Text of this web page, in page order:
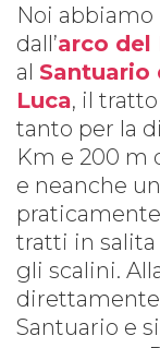
Noi
dall’arco del
al Santuario
Luca, il
tanto per la
Km e 200 m
e neanche
tratti in
gli scalini.
direttamente
Santuario e